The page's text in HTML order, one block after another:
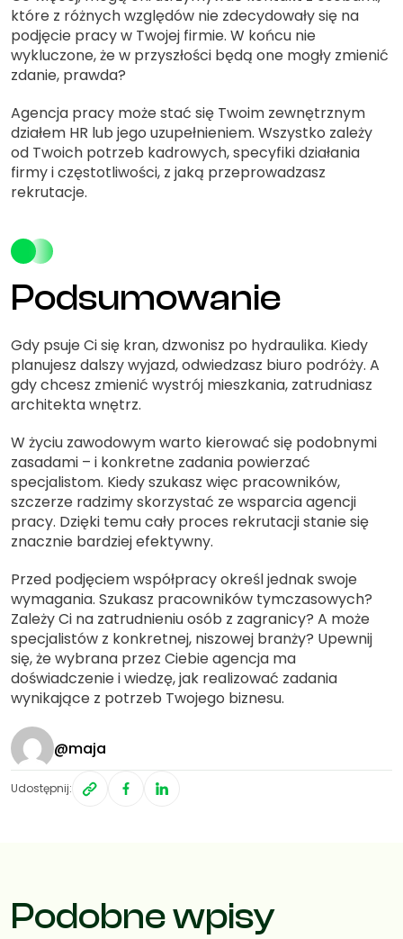
które z różnych względów nie zdecydowały się na
podjęcie pracy w Twojej firmie. W końcu nie
wykluczone, że w przyszłości będą one mogły zmienić
zdanie, prawda?
Agencja pracy może stać się Twoim zewnętrznym
działem HR lub jego uzupełnieniem. Wszystko zależy
od Twoich potrzeb kadrowych, specyfiki działania
firmy i częstotliwości, z jaką przeprowadzasz
rekrutacje.
Podsumowanie
Gdy psuje Ci się kran, dzwonisz po hydraulika. Kiedy
planujesz dalszy wyjazd, odwiedzasz biuro podróży. A
gdy chcesz zmienić wystrój mieszkania, zatrudniasz
architekta wnętrz.
W życiu zawodowym warto kierować się podobnymi
zasadami – i konkretne zadania powierzać
specjalistom. Kiedy szukasz więc pracowników,
szczerze radzimy skorzystać ze wsparcia agencji
pracy. Dzięki temu cały proces rekrutacji stanie się
znacznie bardziej efektywny.
Przed podjęciem współpracy określ jednak swoje
wymagania. Szukasz pracowników tymczasowych?
Zależy Ci na zatrudnieniu osób z zagranicy? A może
specjalistów z konkretnej, niszowej branży? Upewnij
się, że wybrana przez Ciebie agencja ma
doświadczenie i wiedzę, jak realizować zadania
wynikające z potrzeb Twojego biznesu.
@maja
Udostępnij:
Podobne wpisy